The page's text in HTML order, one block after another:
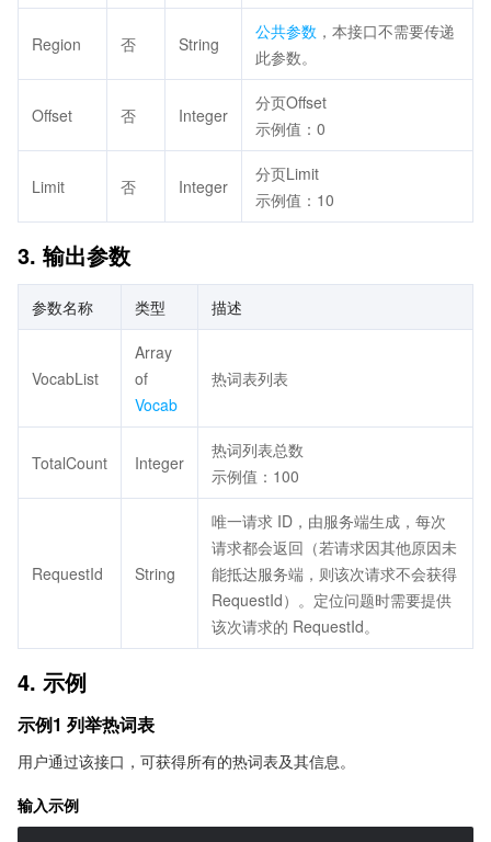
Region 否 String
公共参数 ，本接口不需要传递
此参数。
Offset 否 Integer
分页Offset
示例值：0
Limit 否 Integer
分页Limit
示例值：10
3. 输出参数
参数名称 类型 描述
VocabList
Array
of
Vocab
热词表列表
TotalCount Integer
热词列表总数
示例值：100
RequestId String
唯一请求 ID，由服务端生成，每次
请求都会返回（若请求因其他原因未
能抵达服务端，则该次请求不会获得
RequestId）。定位问题时需要提供
该次请求的 RequestId。
4. 示例
示例1 列举热词表
用户通过该接口，可获得所有的热词表及其信息。
输入示例